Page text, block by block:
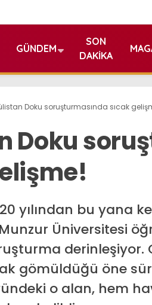
GÜNDEM
SON
DAKIKA
Doku soruşturmasında sıcak
Doku
yılından bu yana
Üniversitesi
derinleşiyor.
gömüldüğü öne
o alan, hem